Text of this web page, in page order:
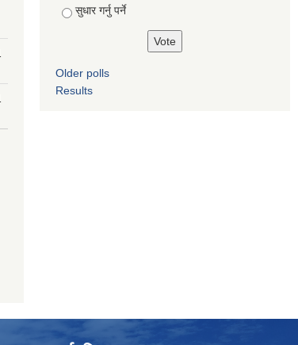
सुधार गर्नु पर्ने
Older polls
Results